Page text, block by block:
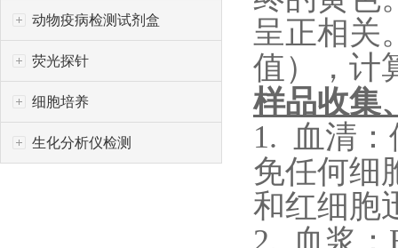
动物疫病检测试剂盒
荧光探针
细胞培养
生化分析仪检测
呈正相关
值），计
样品收集
1. 血清：
免任何细
和红细胞
2. 血浆：